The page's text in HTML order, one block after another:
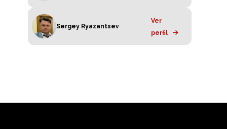
Sergey Ryazantsev
Ver
perfil